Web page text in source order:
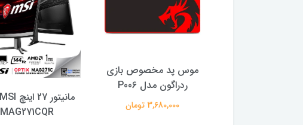
موس پد مخصوص بازى
ردراگون مدل P006
3,680,000 تومان
MAG271CQR